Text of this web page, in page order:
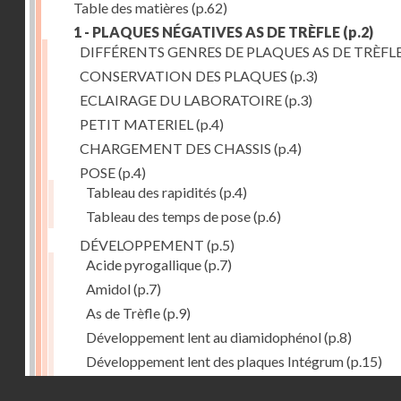
Table des matières (p.62)
1 - PLAQUES NÉGATIVES AS DE TRÈFLE (p.2)
DIFFÉRENTS GENRES DE PLAQUES AS DE
CONSERVATION DES PLAQUES (p.3)
ECLAIRAGE DU LABORATOIRE(p.3)
PETIT MATERIEL (p.4)
CHARGEMENT DES CHASSIS (p.4)
POSE(p.4)
Tableau des rapidités (p.4)
Tableau des temps de pose(p.6)
DÉVELOPPEMENT (p.5)
Acide pyrogallique(p.7)
Amidol(p.7)
As de Trèfle(p.9)
Développement lent au diamidophénol(p.8)
Développement lent des plaques Intégrum(p.15)